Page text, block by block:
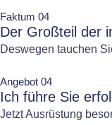
Faktum 04
Der Großteil der
Deswegen tauchen
Angebot 04
Ich führe Sie
Jetzt Ausrüstung